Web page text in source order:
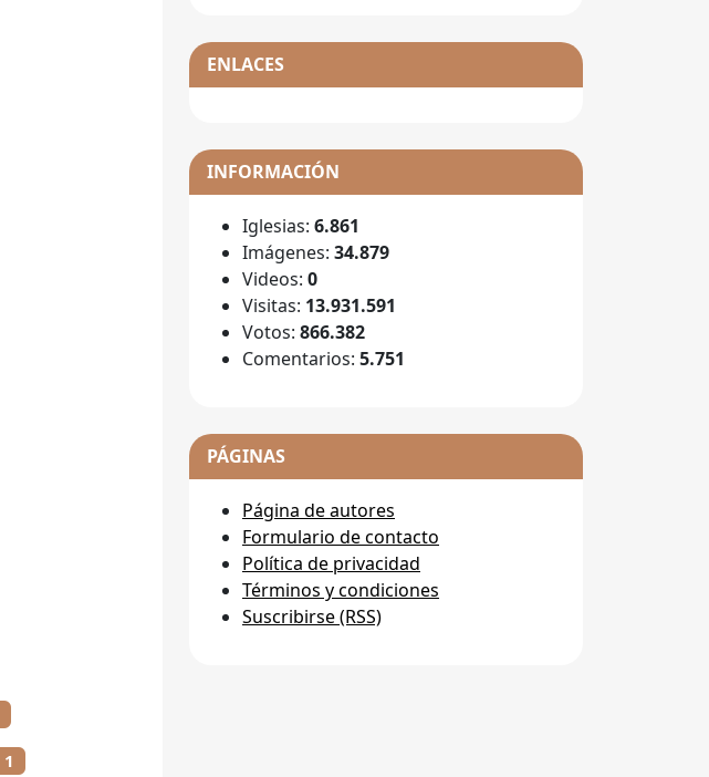
1
ENLACES
INFORMACIÓN
Iglesias: 6.861
Imágenes: 34.879
Videos: 0
Visitas: 13.931.591
Votos: 866.382
Comentarios: 5.751
PÁGINAS
Página de autores
Formulario de contacto
Política de privacidad
Términos y condiciones
Suscribirse (RSS)